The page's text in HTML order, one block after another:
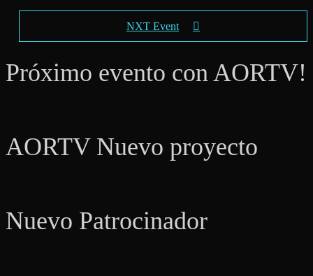
NXT Event
Próximo evento con AORTV!
AORTV Nuevo proyecto
Nuevo Patrocinador